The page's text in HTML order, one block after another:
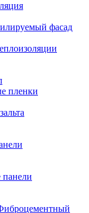
фасад
пленки